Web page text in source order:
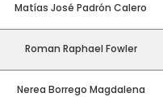
Matías José Padrón Calero
Roman Raphael Fowler
Nerea Borrego Magdalena